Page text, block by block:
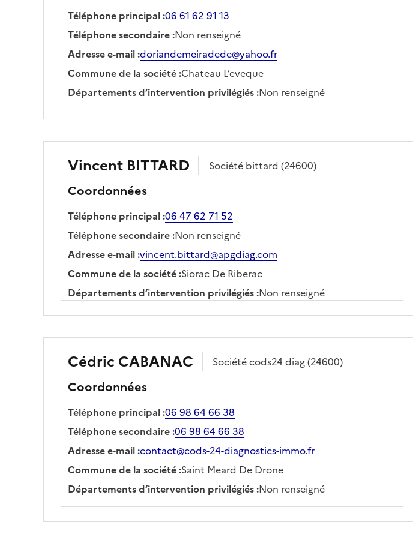
Téléphone principal:06 61 62 91 13
Téléphone secondaire:Non renseigné
Adresse e-mail:doriandemeiradede@yahoo.fr
Commune de la société:Chateau L’eveque
Départements d’intervention privilégiés:Non renseigné
Vincent BITTARD Société bittard (24600)
Coordonnées
Téléphone principal:06 47 62 71 52
Téléphone secondaire:Non renseigné
Adresse e-mail:vincent.bittard@apgdiag.com
Commune de la société:Siorac De Riberac
Départements d’intervention privilégiés:Non renseigné
CédricCABANAC Sociétécods24 diag(24600)
Coordonnées
Téléphone principal:06 98 64 66 38
Téléphone secondaire:06 98 64 66 38
Adresse e-mail:contact@cods-24-diagnostics-immo.fr
Commune de la société:Saint Meard De Drone
Départements d’intervention privilégiés:Non renseigné